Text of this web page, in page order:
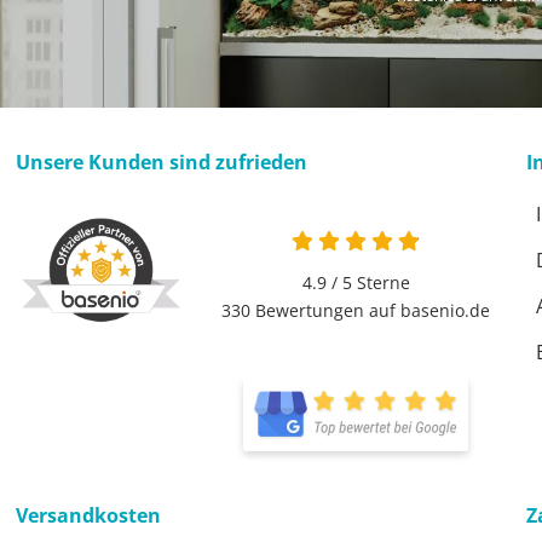
Unsere Kunden sind zufrieden
4.9 / 5Sterne
330 Bewertungen auf basenio.de
Versandkosten